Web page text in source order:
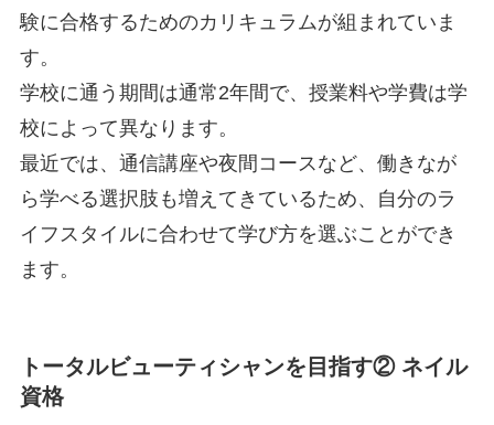
験に合格するためのカリキュラムが組まれていま
す。
学校に通う期間は通常2年間で、授業料や学費は学
校によって異なります。
最近では、通信講座や夜間コースなど、働きなが
ら学べる選択肢も増えてきているため、自分のラ
イフスタイルに合わせて学び方を選ぶことができ
ます。
トータルビューティシャンを目指す② ネイル
資格